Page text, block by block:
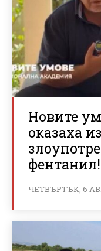
Новите
оказаха
фентанил!
ЧЕТВЪРТЪК, 6